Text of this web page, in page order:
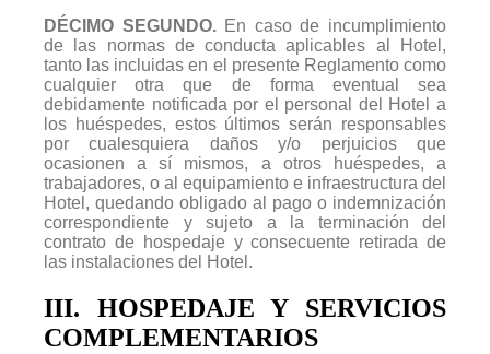
DÉCIMO SEGUNDO.En caso de incumplimiento
de las normas de conducta aplicables al Hotel,
tanto las incluidas en el presente Reglamento como
cualquier otra que de forma eventual sea
debidamente notificada por el personal del Hotel a
los huéspedes, estos últimos serán responsables
por cualesquiera daños y/o perjuicios que
ocasionen a sí mismos, a otros huéspedes, a
trabajadores, o al equipamiento e infraestructura del
Hotel, quedando obligado al pago o indemnización
correspondiente y sujeto a la terminación del
contrato de hospedaje y consecuente retirada de
las instalaciones del Hotel.
III. HOSPEDAJE Y SERVICIOS
COMPLEMENTARIOS